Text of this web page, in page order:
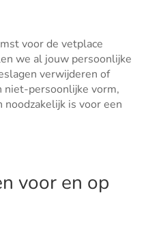
voor de vetplace
we al jouw persoonlijke
verwijderen of
niet-persoonlijke vorm,
is voor een
voor en op